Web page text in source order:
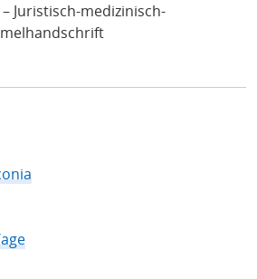
Juristisch-medizinisch-